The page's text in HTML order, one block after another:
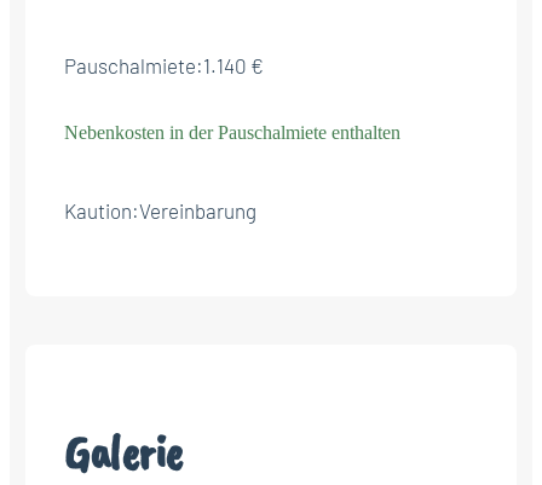
Pauschalmiete:1.140 €
Nebenkosten in der Pauschalmiete enthalten
Kaution:Vereinbarung
Galerie